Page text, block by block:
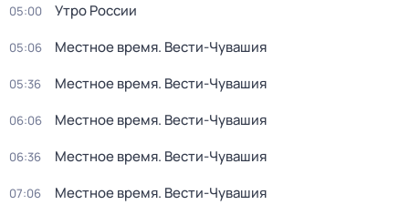
05:00 Утро России
05:06 Местное время. Вести-Чувашия
05:36 Местное время. Вести-Чувашия
06:06 Местное время. Вести-Чувашия
06:36 Местное время. Вести-Чувашия
07:06 Местное время. Вести-Чувашия